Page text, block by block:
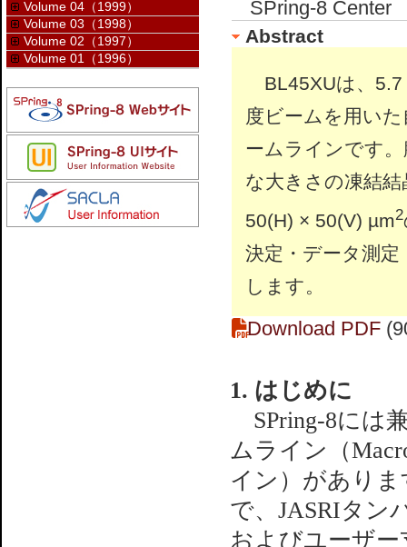
SPring-8 Center
Abstract
BL45XUは、5.7
度ビームを用い
ームラインです
な大きさの凍結
50(H) × 50(V) µm2
決定・データ測
します。
Download PDF
1. はじめに
SPring-8には
ムライン（
イン）があり
で、JASRIタン
およびユーザ
Volume 04（1999）
Volume 03（1998）
Volume 02（1997）
Volume 01（1996）